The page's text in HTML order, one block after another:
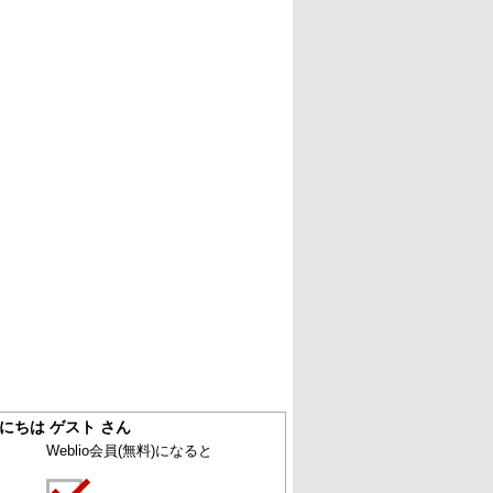
ちは ゲスト さん
Weblio会員(無料)になると